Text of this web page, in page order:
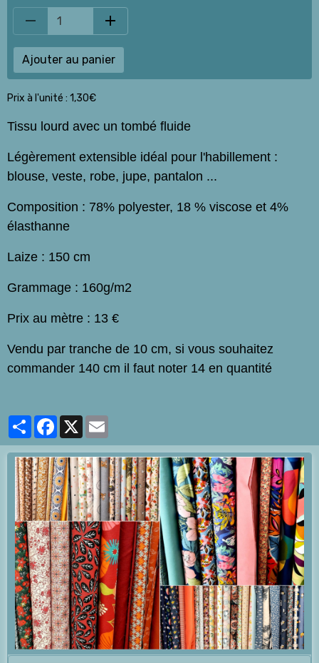
Ajouter au panier
Prix à l'unité : 1,30€
Tissu lourd avec un tombé fluide
Légèrement extensible idéal pour l'habillement :
blouse, veste, robe, jupe, pantalon ...
Composition : 78% polyester, 18 % viscose et 4%
élasthanne
Laize : 150 cm
Grammage : 160g/m2
Prix au mètre : 13 €
Vendu par tranche de 10 cm, si vous souhaitez
commander 140 cm il faut noter 14 en quantité
PartagerFacebook